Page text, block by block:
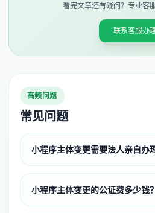
看完文章还有疑问？专业客
联系客服办
高频问题
常见问题
小程序主体变更需要法人亲自办
小程序主体变更的公证费多少钱